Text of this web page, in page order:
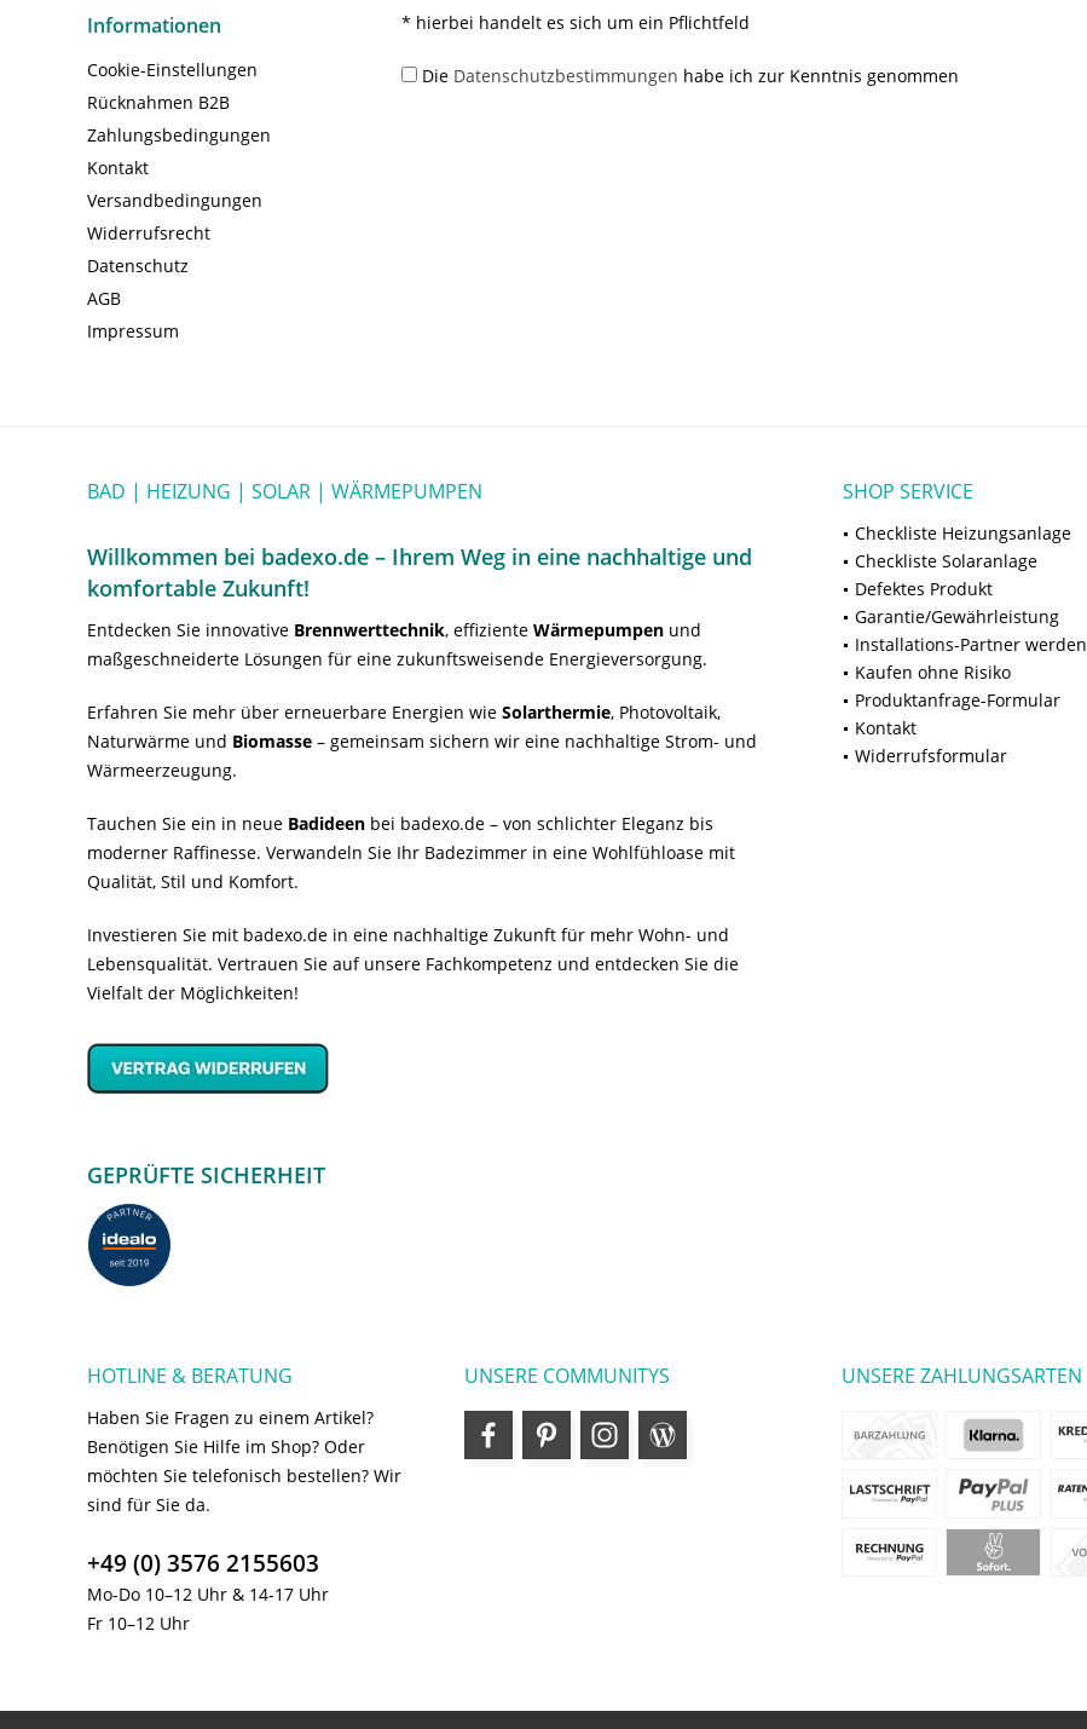
Informationen
Cookie-Einstellungen
Rücknahmen B2B
Zahlungsbedingungen
Kontakt
Versandbedingungen
Widerrufsrecht
Datenschutz
AGB
Impressum
* hierbei handelt es sich um ein Pflichtfeld
Die Datenschutzbestimmungen habe ich zur Kenntnis genommen
BAD | HEIZUNG | SOLAR | WÄRMEPUMPEN
Willkommen bei badexo.de – Ihrem Weg in eine nachhaltige und
komfortable Zukunft!
Entdecken Sie innovative Brennwerttechnik, effiziente Wärmepumpen und
maßgeschneiderte Lösungen für eine zukunftsweisende Energieversorgung.
Erfahren Sie mehr über erneuerbare Energien wie Solarthermie, Photovoltaik,
Naturwärme und Biomasse – gemeinsam sichern wir eine nachhaltige Strom- und
Wärmeerzeugung.
Tauchen Sie ein in neue Badideen bei badexo.de – von schlichter Eleganz bis
moderner Raffinesse. Verwandeln Sie Ihr Badezimmer in eine Wohlfühloase mit
Qualität, Stil und Komfort.
Investieren Sie mit badexo.de in eine nachhaltige Zukunft für mehr Wohn- und
Lebensqualität. Vertrauen Sie auf unsere Fachkompetenz und entdecken Sie die
Vielfalt der Möglichkeiten!
GEPRÜFTE SICHERHEIT
SHOP SERVICE
Checkliste Heizungsanlage
Checkliste Solaranlage
Defektes Produkt
Garantie/Gewährleistung
Installations-Partner werden
Kaufen ohne Risiko
Produktanfrage-Formular
Kontakt
Widerrufsformular
HOTLINE & BERATUNG
Haben Sie Fragen zu einem Artikel?
Benötigen Sie Hilfe im Shop? Oder
möchten Sie telefonisch bestellen? Wir
sind für Sie da.
+49 (0) 3576 2155603
Mo-Do 10–12 Uhr & 14-17 Uhr
Fr 10–12 Uhr
UNSERE COMMUNITYS UNSERE ZAHLUNGSARTEN